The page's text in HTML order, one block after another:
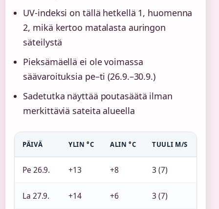
UV-indeksi on tällä hetkellä 1, huomenna
2, mikä kertoo matalasta auringon
säteilystä
Pieksämäellä ei ole voimassa
säävaroituksia pe–ti (26.9.–30.9.)
Sadetutka näyttää poutasäätä ilman
merkittäviä sateita alueella
PÄIVÄ YLIN °C ALIN °C TUULI M/S
Pe 26.9. +13 +8 3 (7)
La 27.9. +14 +6 3 (7)